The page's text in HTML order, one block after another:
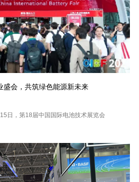
盛会，共筑绿色能源新未来
日，第18届中国国际电池技术展览会